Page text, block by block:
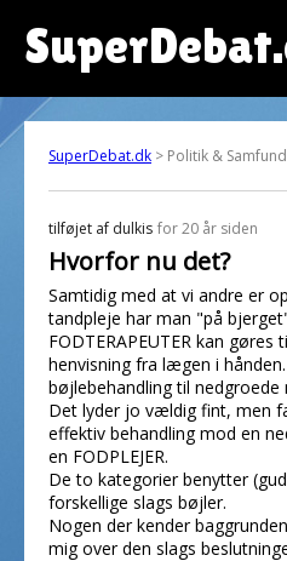
SuperDebat.dk > Politik &
tilføjet af dulkis for 20 år siden
Hvorfor nu det?
Samtidig med at vi andre er
tandpleje har man "på
FODTERAPEUTER kan gøres
henvisning fra lægen i
bøjlebehandling til nedgroede
Det lyder jo vældig fint, men
effektiv behandling mod en
en FODPLEJER.
De to kategorier benytter
forskellige slags bøjler.
Nogen der kender
mig over den slags